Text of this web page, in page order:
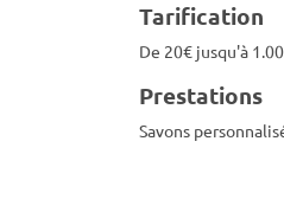
Tarification
De 20€ jusqu'à
Prestations
Savons